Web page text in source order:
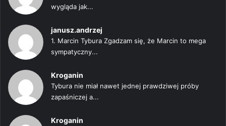
wygląda jak...
janusz.andrzej
1. Marcin Tybura Zgadzam się, że Marcin to mega
sympatyczny...
Kroganin
Tybura nie miał nawet jednej prawdziwej próby
zapaśniczej a...
Kroganin